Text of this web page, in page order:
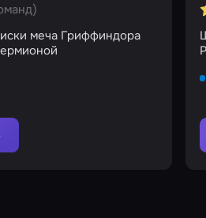
меча Гриффиндора